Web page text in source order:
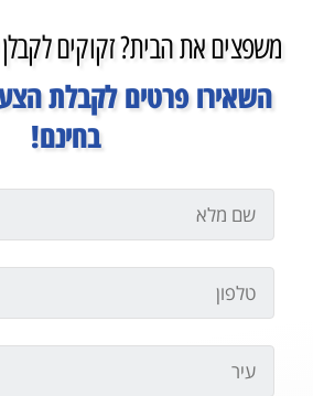
משפצים את הבית? זקוקים
השאירו פרטים לקבלת
בחינם!